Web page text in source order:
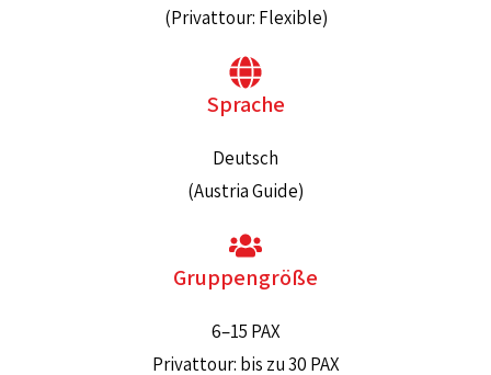
(Privattour: Flexible)
Sprache
Deutsch
(Austria Guide)
Gruppengröße
6–15 PAX
Privattour: bis zu 30 PAX